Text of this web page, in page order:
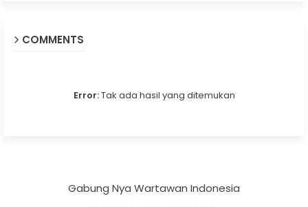
COMMENTS
Error:Tak ada hasil yang ditemukan
Gabung Nya Wartawan Indonesia